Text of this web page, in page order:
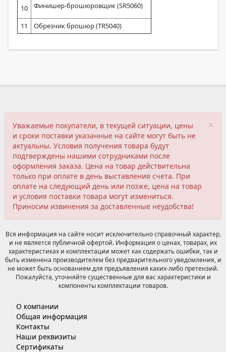
10 Финишер-брошюровщик (SR5060)
11 Обрезчик брошюр (TR5040)
×
Уважаемые покупатели, в текущей ситуации, цены
и сроки поставки указанные на сайте могут быть не
актуальны. Условия получения товара будут
подтверждены нашими сотрудниками после
оформления заказа. Цена на товар действительна
только при оплате в день выставления счета. При
оплате на следующий день или позже, цена на товар
и условия поставки товара могут измениться.
Приносим извинения за доставленные неудобства!
Вся информация на сайте носит исключительно справочный характер,
и не является публичной офертой. Информация о ценах, товарах, их
характеристиках и комплектации может как содержать ошибки, так и
быть изменена производителем без предварительного уведомления, и
не может быть основанием для предъявления каких-либо претензий.
Пожалуйста, уточняйте существенные для вас характеристики и
компоненты комплектации товаров.
О компании
Общая информация
Контакты
Наши реквизиты
Сертификаты